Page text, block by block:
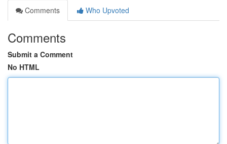
Comments
Who Upvoted
Comments
Submit a Comment
No HTML